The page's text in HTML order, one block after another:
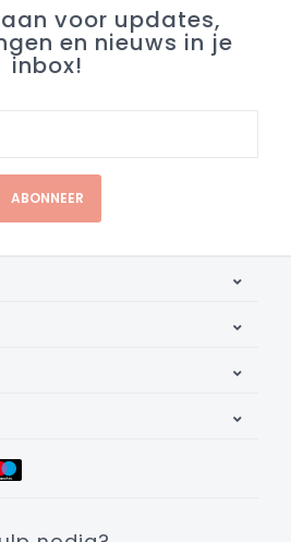
voor updates,
en nieuws in je
inbox!
ABONNEER